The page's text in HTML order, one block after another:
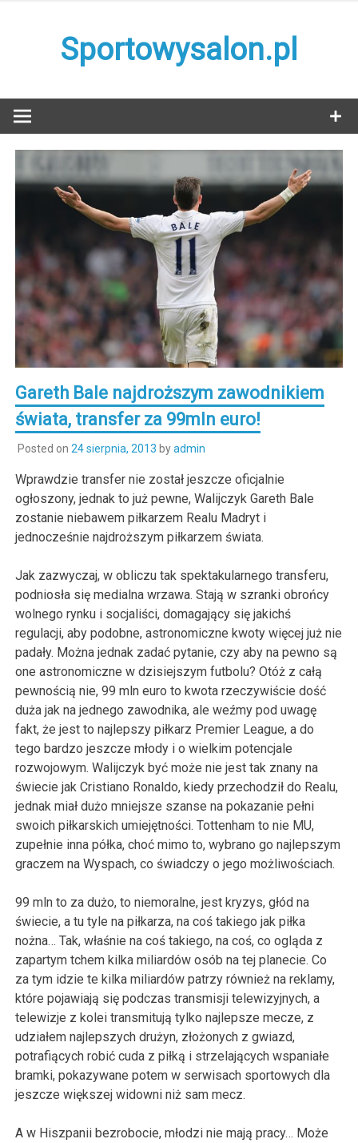
Sportowysalon.pl
Gareth Bale najdroższym zawodnikiem
świata, transfer za 99mln euro!
Posted on 24 sierpnia, 2013 byadmin
Wprawdzie transfer nie został jeszcze oficjalnie
ogłoszony, jednak to już pewne, Walijczyk Gareth Bale
zostanie niebawem piłkarzem Realu Madryt i
jednocześnie najdroższym piłkarzem świata.
Jak zazwyczaj, w obliczu tak spektakularnego transferu,
podniosła się medialna wrzawa. Stają w szranki obrońcy
wolnego rynku i socjaliści, domagający się jakichś
regulacji, aby podobne, astronomiczne kwoty więcej już nie
padały. Można jednak zadać pytanie, czy aby na pewno są
one astronomiczne w dzisiejszym futbolu? Otóż z całą
pewnością nie, 99 mln euro to kwota rzeczywiście dość
duża jak na jednego zawodnika, ale weźmy pod uwagę
fakt, że jest to najlepszy piłkarz Premier League, a do
tego bardzo jeszcze młody i o wielkim potencjale
rozwojowym. Walijczyk być może nie jest tak znany na
świecie jak Cristiano Ronaldo, kiedy przechodził do Realu,
jednak miał dużo mniejsze szanse na pokazanie pełni
swoich piłkarskich umiejętności. Tottenham to nie MU,
zupełnie inna półka, choć mimo to, wybrano go najlepszym
graczem na Wyspach, co świadczy o jego możliwościach.
99 mln to za dużo, to niemoralne, jest kryzys, głód na
świecie, a tu tyle na piłkarza, na coś takiego jak piłka
nożna… Tak, właśnie na coś takiego, na coś, co ogląda z
zapartym tchem kilka miliardów osób na tej planecie. Co
za tym idzie te kilka miliardów patrzy również na reklamy,
które pojawiają się podczas transmisji telewizyjnych, a
telewizje z kolei transmitują tylko najlepsze mecze, z
udziałem najlepszych drużyn, złożonych z gwiazd,
potrafiących robić cuda z piłką i strzelających wspaniałe
bramki, pokazywane potem w serwisach sportowych dla
jeszcze większej widowni niż sam mecz.
A w Hiszpanii bezrobocie, młodzi nie mają pracy… Może